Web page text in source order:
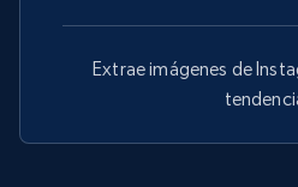
Youtube - Videos posts -
keyword and then apply
Extrae imágenes de